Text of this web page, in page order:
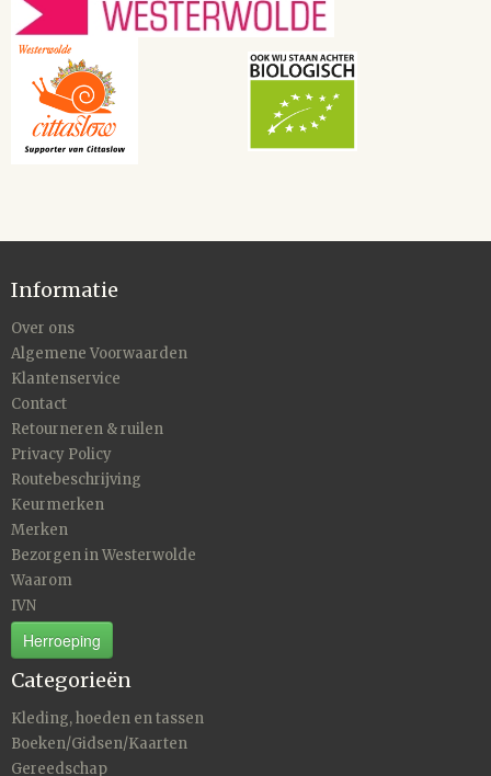
Informatie
Over ons
Algemene Voorwaarden
Klantenservice
Contact
Retourneren & ruilen
Privacy Policy
Routebeschrijving
Keurmerken
Merken
Bezorgen in Westerwolde
Waarom
IVN
Herroeping
Categorieën
Kleding, hoeden en tassen
Boeken/Gidsen/Kaarten
Gereedschap